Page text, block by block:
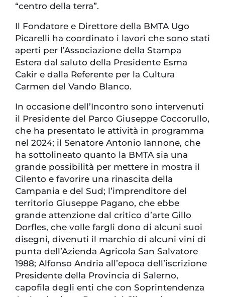
“centro della terra”.
Il Fondatore e Direttore della BMTA Ugo
Picarelli ha coordinato i lavori che sono stati
aperti per l’Associazione della Stampa
Estera dal saluto della Presidente Esma
Cakir e dalla Referente per la Cultura
Carmen del Vando Blanco.
In occasione dell’Incontro sono intervenuti
il Presidente del Parco Giuseppe Coccorullo,
che ha presentato le attività in programma
nel 2024; il Senatore Antonio Iannone, che
ha sottolineato quanto la BMTA sia una
grande possibilità per mettere in mostra il
Cilento e favorire una rinascita della
Campania e del Sud; l’imprenditore del
territorio Giuseppe Pagano, che ebbe
grande attenzione dal critico d’arte Gillo
Dorfles, che volle fargli dono di alcuni suoi
disegni, divenuti il marchio di alcuni vini di
punta dell’Azienda Agricola San Salvatore
1988; Alfonso Andria all’epoca dell’iscrizione
Presidente della Provincia di Salerno,
capofila degli enti che con Soprintendenza